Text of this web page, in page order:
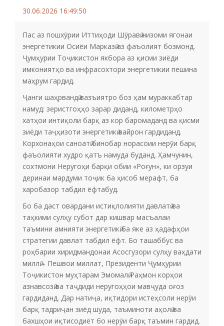
30.06.2026 16:49:50
Пас аз пошхӯрии Иттиҳоди Шӯравӣ низоми ягонаи
энергетикии Осиёи Марказӣ аз фаъолият бозмонд.
Ҷумҳурии Тоҷикистон якбора аз қисми зиёди
имкониятҳо ва инфрасохтори энергетикии пешина
маҳрум гардид.
Ҷанги шаҳрвандӣ вазъиятро боз ҳам мураккабтар
намуд: зеристгоҳҳо зарар диданд, километрҳо
хатҳои интиқоли барқ аз кор баромаданд ва қисми
зиёди таҷҳизоти энергетикӣ вайрон гардиданд.
Корхонаҳои саноатӣ бинобар норасоии нерӯи барқ
фаъолияти худро қатъ намуда буданд. Ҳамчунин,
сохтмони Неругоҳи барқи обии «Роғун», ки орзуи
деринаи мардуми тоҷик ба ҳисоб мерафт, ба
харобазор табдил ёфтабуд.
Бо ба даст овардани истиқлолияти давлатӣ ва
таҳкими сулҳу субот дар кишвар масъалаи
таъмини амнияти энергетикӣ ба яке аз ҳадафҳои
стратегии давлат табдил ёфт. Бо ташаббус ва
роҳбарии хиридмандонаи Асосгузори сулҳу ваҳдати
миллӣ – Пешвои миллат, Президенти Ҷумҳурии
Тоҷикистон муҳтарам Эмомалӣ Раҳмон корҳои
азнавсозӣ ва таҷдиди неругоҳҳои мавҷуда оғоз
гардиданд. Дар натиҷа, иқтидори истеҳсоли нерӯи
барқ тадриҷан зиёд шуда, таъминоти аҳолӣ ва
бахшҳои иқтисодиёт бо нерӯи барқ таъмин гардид.